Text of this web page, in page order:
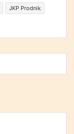
JKP Prodnik